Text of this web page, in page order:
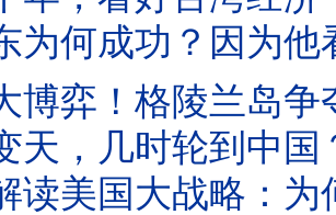
功？因为他看透了中国人的“斩杀线”！
格陵兰岛争夺战！美国战略闭环即
到中国？中国的制度腐败速度惊人，历史即将进
战略：为何美国要重回门罗主义？为什么全球即